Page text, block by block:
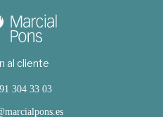
al cliente
304 33 03